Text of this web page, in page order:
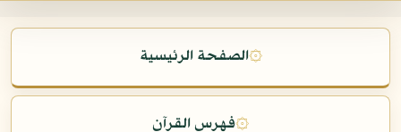
۞الصفحة الرئيسية
۞فهرس القرآن